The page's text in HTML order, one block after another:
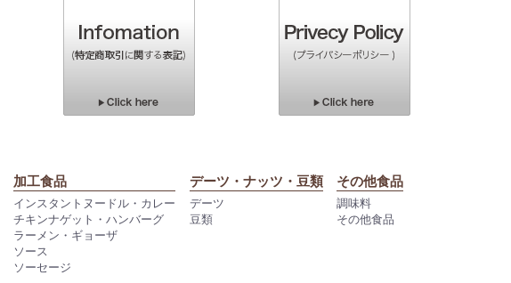
加工食品
インスタントヌードル・カレー
チキンナゲット・ハンバーグ
ラーメン・ギョーザ
ソース
ソーセージ
デーツ・ナッツ・豆類
デーツ
豆類
その他食品
調味料
その他食品